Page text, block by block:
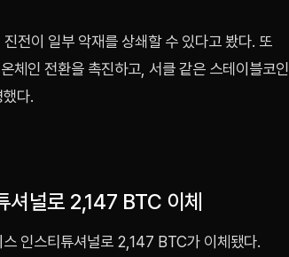
전이 일부 악재를 상쇄할 수 있다고 봤다. 또
체인 전환을 촉진하고, 서클 같은 스테이블코인
다.
셔널로 2,147 BTC 이체
인스티튜셔널로 2,147 BTC가 이체됐다.